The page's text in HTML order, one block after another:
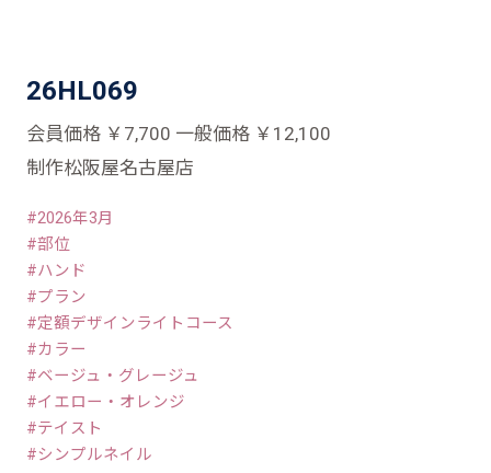
26HL069
会員価格 ￥7,700 一般価格 ￥12,100
制作松阪屋名古屋店
2026年3月
部位
ハンド
プラン
定額デザインライトコース
カラー
ベージュ・グレージュ
イエロー・オレンジ
テイスト
シンプルネイル